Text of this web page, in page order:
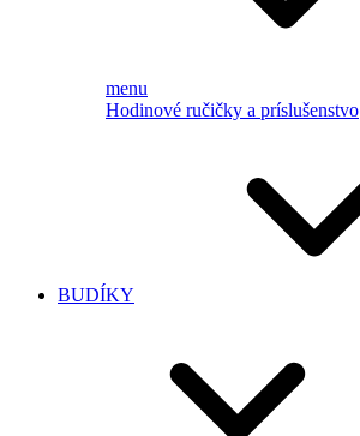
menu
Hodinové ručičky a príslušenstvo
BUDÍKY